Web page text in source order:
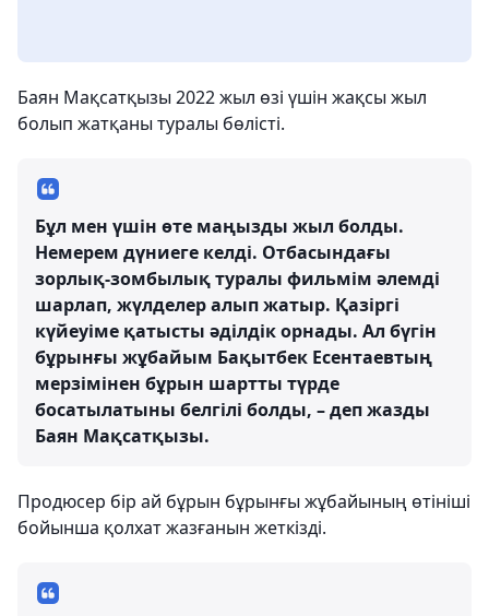
Баян Мақсатқызы 2022 жыл өзі үшін жақсы жыл
болып жатқаны туралы бөлісті.
Бұл мен үшін өте маңызды жыл болды.
Немерем дүниеге келді. Отбасындағы
зорлық-зомбылық туралы фильмім әлемді
шарлап, жүлделер алып жатыр. Қазіргі
күйеуіме қатысты әділдік орнады. Ал бүгін
бұрынғы жұбайым Бақытбек Есентаевтың
мерзімінен бұрын шартты түрде
босатылатыны белгілі болды, – деп жазды
Баян Мақсатқызы.
Продюсер бір ай бұрын бұрынғы жұбайының өтініші
бойынша қолхат жазғанын жеткізді.